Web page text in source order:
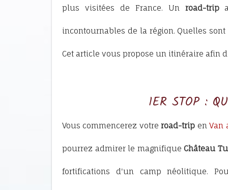
plus visitées de France. Un road-trip
incontournables de la région. Quelles
Cet article vous propose un itinéraire afin
1ER STOP :
Vous commencerez votreroad-trip enVan
pourrez admirer le magnifiqueChâteau
fortifications d'un camp néolitique.